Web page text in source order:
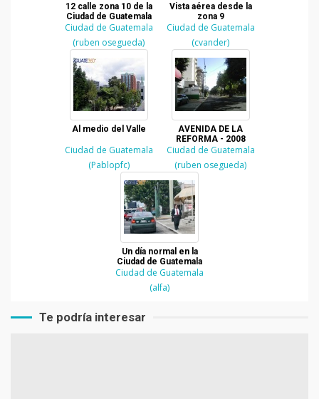
12 calle zona 10 de la
Ciudad de Guatemala
Ciudad de Guatemala
(ruben osegueda)
Vista aérea desde la
zona 9
Ciudad de Guatemala
(cvander)
Al medio del Valle
Ciudad de Guatemala
(Pablopfc)
AVENIDA DE LA
REFORMA - 2008
Ciudad de Guatemala
(ruben osegueda)
Un día normal en la
Ciudad de Guatemala
Ciudad de Guatemala
(alfa)
Te podría interesar